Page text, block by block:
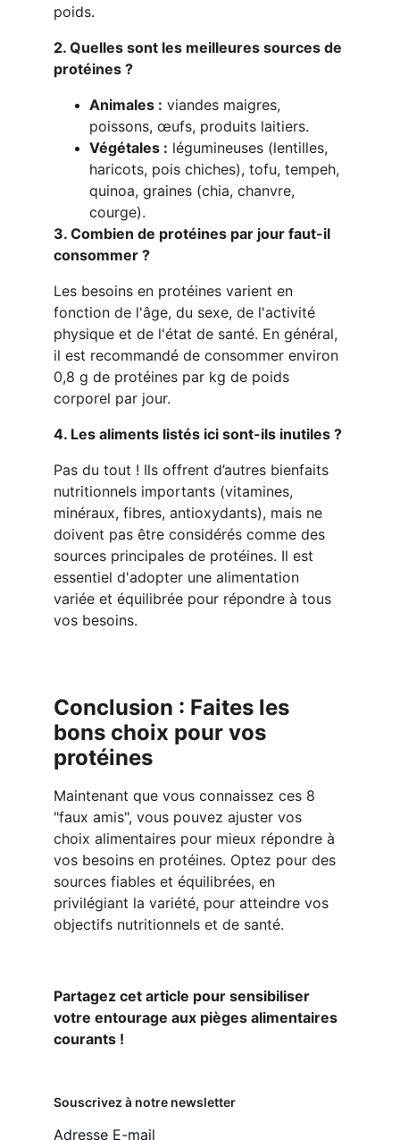
poids.
2. Quelles sont les meilleures sources de
protéines ?
Animales : viandes maigres,
poissons, œufs, produits laitiers.
Végétales : légumineuses (lentilles,
haricots, pois chiches), tofu, tempeh,
quinoa, graines (chia, chanvre,
courge).
3. Combien de protéines par jour faut-il
consommer ?
Les besoins en protéines varient en
fonction de l'âge, du sexe, de l'activité
physique et de l'état de santé. En général,
il est recommandé de consommer environ
0,8 g de protéines par kg de poids
corporel par jour.
4. Les aliments listés ici sont-ils inutiles ?
Pas du tout ! Ils offrent d’autres bienfaits
nutritionnels importants (vitamines,
minéraux, fibres, antioxydants), mais ne
doivent pas être considérés comme des
sources principales de protéines. Il est
essentiel d'adopter une alimentation
variée et équilibrée pour répondre à tous
vos besoins.
Conclusion : Faites les
bons choix pour vos
protéines
Maintenant que vous connaissez ces 8
"faux amis", vous pouvez ajuster vos
choix alimentaires pour mieux répondre à
vos besoins en protéines. Optez pour des
sources fiables et équilibrées, en
privilégiant la variété, pour atteindre vos
objectifs nutritionnels et de santé.
Partagez cet article pour sensibiliser
votre entourage aux pièges alimentaires
courants !
Adresse E-mail
Souscrivez à notre newsletter